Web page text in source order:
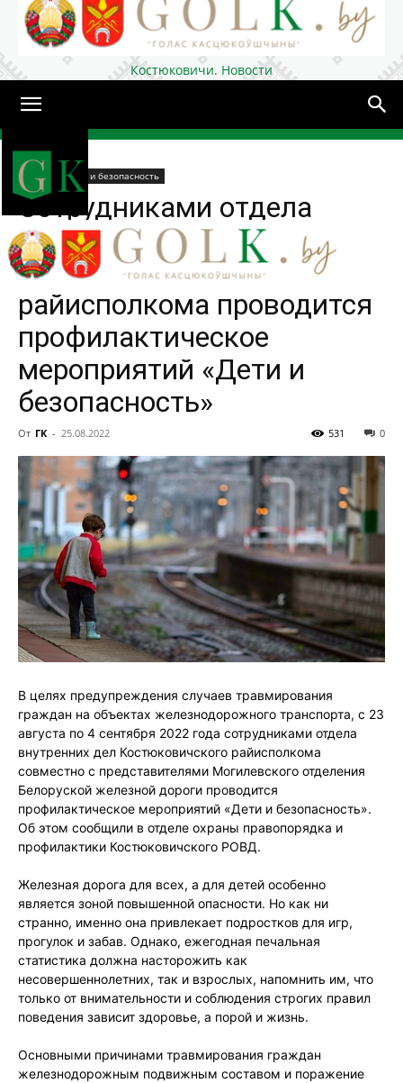
Костюковичи. Новости
Домой
Профилактика и безопасность
Сотрудниками отдела
внутренних дел
Костюковичского
райисполкома проводится
профилактическое
мероприятий «Дети и
безопасность»
От ГК - 25.08.2022 0
531
В целях предупреждения случаев травмирования
граждан на объектах железнодорожного транспорта, с 23
августа по 4 сентября 2022 года сотрудниками отдела
внутренних дел Костюковичского райисполкома
совместно с представителями Могилевского отделения
Белоруской железной дороги проводится
профилактическое мероприятий «Дети и безопасность».
Об этом сообщили в отделе охраны правопорядка и
профилактики Костюковичского РОВД.
Железная дорога для всех, а для детей особенно
является зоной повышенной опасности. Но как ни
странно, именно она привлекает подростков для игр,
прогулок и забав. Однако, ежегодная печальная
статистика должна насторожить как
несовершеннолетних, так и взрослых, напомнить им, что
только от внимательности и соблюдения строгих правил
поведения зависит здоровье, а порой и жизнь.
Основными причинами травмирования граждан
железнодорожным подвижным составом и поражение